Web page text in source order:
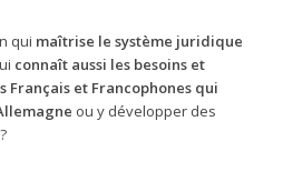
qui maîtrise le système juridique
connaît aussi les besoins et
Français et Francophones qui
ou y développer des